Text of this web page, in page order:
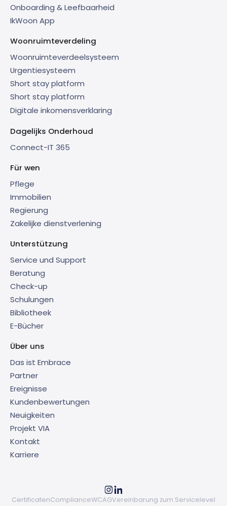
Onboarding & Leefbaarheid
IkWoon App
Woonruimteverdeling
Woonruimteverdeelsysteem
Urgentiesysteem
Short stay platform
Short stay platform
Digitale inkomensverklaring
Dagelijks Onderhoud
Connect-IT 365
Für wen
Pflege
Immobilien
Regierung
Zakelijke dienstverlening
Unterstützung
Service und Support
Beratung
Check-up
Schulungen
Bibliotheek
E-Bücher
Über uns
Das ist Embrace
Partner
Ereignisse
Kundenbewertungen
Neuigkeiten
Projekt VIA
Kontakt
Karriere
CertificatenComplianceWCAGVereinbarung zum Servicelevel